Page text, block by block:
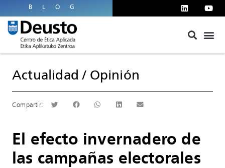
BLOG
Actualidad / Opinión
El efecto invernadero de
las campañas electorales